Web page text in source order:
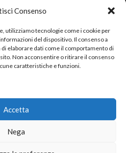
Consenso
utilizziamo tecnologie come i cookie per
del dispositivo. Il consenso a
elaborare dati come il comportamento di
Non acconsentire o ritirare il consenso
caratteristiche e funzioni.
Accetta
Nega
Reserved | P.Iva: 01402861213 | C.f.
|realizzazione siti web